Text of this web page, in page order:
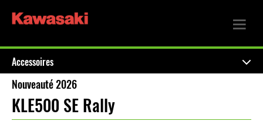
Accessoires
Nouveauté 2026
KLE500 SE Rally